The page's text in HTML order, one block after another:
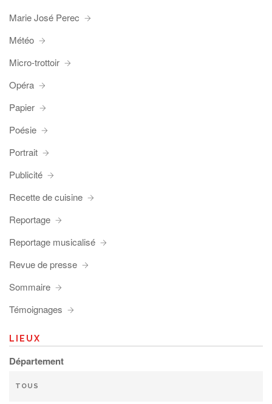
Marie José Perec
Météo
Micro-trottoir
Opéra
Papier
Poésie
Portrait
Publicité
Recette de cuisine
Reportage
Reportage musicalisé
Revue de presse
Sommaire
Témoignages
LIEUX
Département